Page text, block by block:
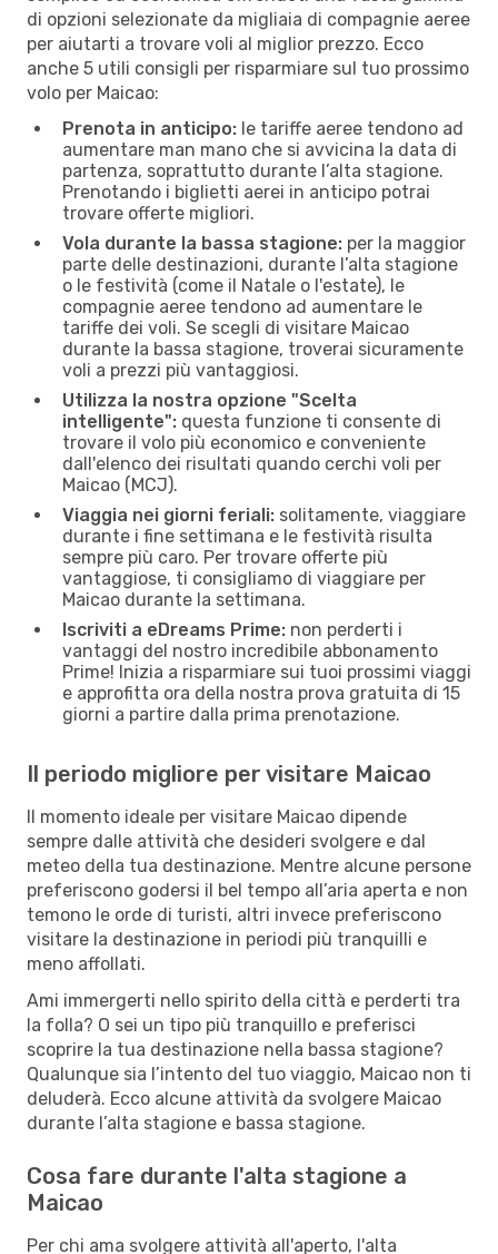
di opzioni selezionate da migliaia di compagnie aeree
per aiutarti a trovare voli al miglior prezzo. Ecco
anche 5 utili consigli per risparmiare sul tuo prossimo
volo per Maicao:
Prenota in anticipo: le tariffe aeree tendono ad
aumentare man mano che si avvicina la data di
partenza, soprattutto durante l’alta stagione.
Prenotando i biglietti aerei in anticipo potrai
trovare offerte migliori.
Vola durante la bassa stagione: per la maggior
parte delle destinazioni, durante l’alta stagione
o le festività (come il Natale o l'estate), le
compagnie aeree tendono ad aumentare le
tariffe dei voli. Se scegli di visitare Maicao
durante la bassa stagione, troverai sicuramente
voli a prezzi più vantaggiosi.
Utilizza la nostra opzione "Scelta
intelligente": questa funzione ti consente di
trovare il volo più economico e conveniente
dall'elenco dei risultati quando cerchi voli per
Maicao (MCJ).
Viaggia nei giorni feriali: solitamente, viaggiare
durante i fine settimana e le festività risulta
sempre più caro. Per trovare offerte più
vantaggiose, ti consigliamo di viaggiare per
Maicao durante la settimana.
Iscriviti a eDreams Prime: non perderti i
vantaggi del nostro incredibile abbonamento
Prime! Inizia a risparmiare sui tuoi prossimi viaggi
e approfitta ora della nostra prova gratuita di 15
giorni a partire dalla prima prenotazione.
Il periodo migliore per visitare Maicao
Il momento ideale per visitare Maicao dipende
sempre dalle attività che desideri svolgere e dal
meteo della tua destinazione. Mentre alcune persone
preferiscono godersi il bel tempo all’aria aperta e non
temono le orde di turisti, altri invece preferiscono
visitare la destinazione in periodi più tranquilli e
meno affollati.
Ami immergerti nello spirito della città e perderti tra
la folla? O sei un tipo più tranquillo e preferisci
scoprire la tua destinazione nella bassa stagione?
Qualunque sia l’intento del tuo viaggio, Maicao non ti
deluderà. Ecco alcune attività da svolgere Maicao
durante l’alta stagione e bassa stagione.
Cosa fare durante l'alta stagione a
Maicao
Per chi ama svolgere attività all'aperto, l'alta